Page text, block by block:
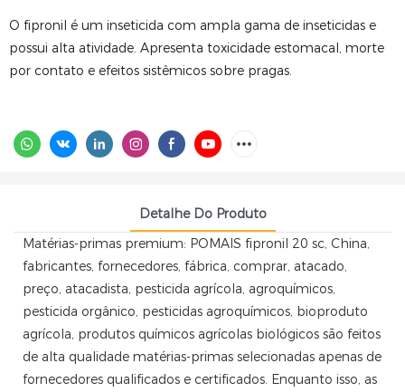
O fipronil é um inseticida com ampla gama de inseticidas e
possui alta atividade. Apresenta toxicidade estomacal, morte
por contato e efeitos sistêmicos sobre pragas.
Detalhe Do Produto
Matérias-primas premium: POMAIS fipronil 20 sc, China,
fabricantes, fornecedores, fábrica, comprar, atacado,
preço, atacadista, pesticida agrícola, agroquímicos,
pesticida orgânico, pesticidas agroquímicos, bioproduto
agrícola, produtos químicos agrícolas biológicos são feitos
de alta qualidade matérias-primas selecionadas apenas de
fornecedores qualificados e certificados. Enquanto isso, as